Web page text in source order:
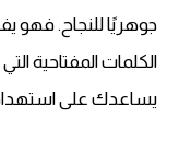
جوهريًا للنجاح. فهو
الكلمات المفتاحية
يساعدك على